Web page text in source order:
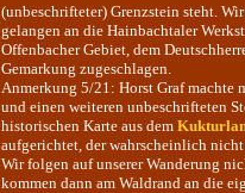
(unbeschrifteter) Grenzstein steht.
gelangen an die Hainbachtaler
Offenbacher Gebiet, dem
Gemarkung zugeschlagen.
Anmerkung 5/21: Horst Graf machte
und einen weiteren unbeschrifteten
historischen Karte aus dem
aufgerichtet, der wahrscheinlich
Wir folgen auf unserer Wanderung
kommen dann am Waldrand an die